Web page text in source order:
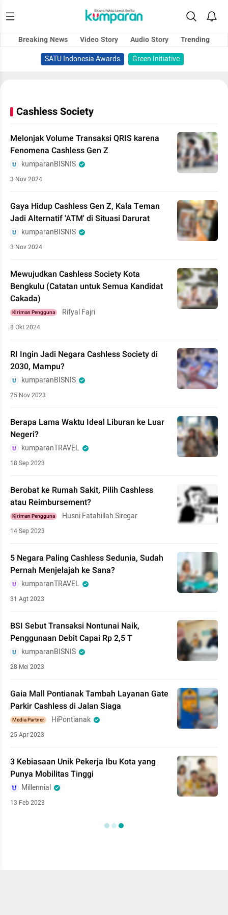
Breaking News Video Story Audio Story
Trending
SATU Indonesia Awards
Green Initiative
Cashless Society
Melonjak Volume Transaksi QRIS karena
Fenomena Cashless Gen Z
kumparanBISNIS
3 Nov 2024
Gaya Hidup Cashless Gen Z, Kala Teman
Jadi Alternatif 'ATM' di Situasi Darurat
kumparanBISNIS
3 Nov 2024
Mewujudkan Cashless Society Kota
Bengkulu (Catatan untuk Semua Kandidat
Cakada)
Kiriman Pengguna Rifyal Fajri
8 Okt 2024
RI Ingin Jadi Negara Cashless Society di
2030, Mampu?
kumparanBISNIS
25 Nov 2023
Berapa Lama Waktu Ideal Liburan ke Luar
Negeri?
kumparanTRAVEL
18 Sep 2023
Berobat ke Rumah Sakit, Pilih Cashless
atau Reimbursement?
Kiriman Pengguna Husni Fatahillah Siregar
14 Sep 2023
5 Negara Paling Cashless Sedunia, Sudah
Pernah Menjelajah ke Sana?
kumparanTRAVEL
31 Agt 2023
BSI Sebut Transaksi Nontunai Naik,
Penggunaan Debit Capai Rp 2,5 T
kumparanBISNIS
28 Mei 2023
Gaia Mall Pontianak Tambah Layanan Gate
Parkir Cashless di Jalan Siaga
Media Partner HiPontianak
25 Apr 2023
3 Kebiasaan Unik Pekerja Ibu Kota yang
Punya Mobilitas Tinggi
Millennial
13 Feb 2023